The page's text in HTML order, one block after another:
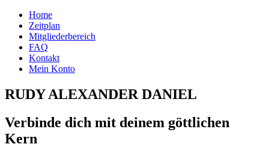
Home
Zeitplan
Mitgliederbereich
FAQ
Kontakt
Mein Konto
RUDY ALEXANDER DANIEL
Verbinde dich mit deinem göttlichen
Kern